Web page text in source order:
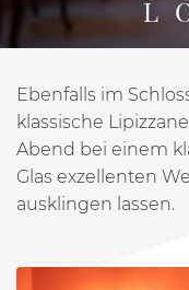
PYTLOUN
Ebenfalls im
klassische
Abend bei einem
Glas exzellenten
ausklingen lassen.